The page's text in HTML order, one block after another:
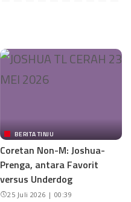
BERITA TINJU
Coretan Non-M: Joshua-
Prenga, antara Favorit
versus Underdog
25 Juli 2026 | 00:39